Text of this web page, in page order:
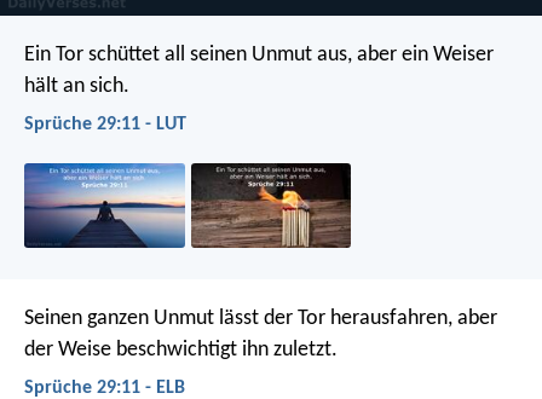
Ein Tor schüttet all seinen Unmut aus, aber ein Weiser
hält an sich.
Sprüche 29:11 - LUT
Seinen ganzen Unmut lässt der Tor herausfahren, aber
der Weise beschwichtigt ihn zuletzt.
Sprüche 29:11 - ELB